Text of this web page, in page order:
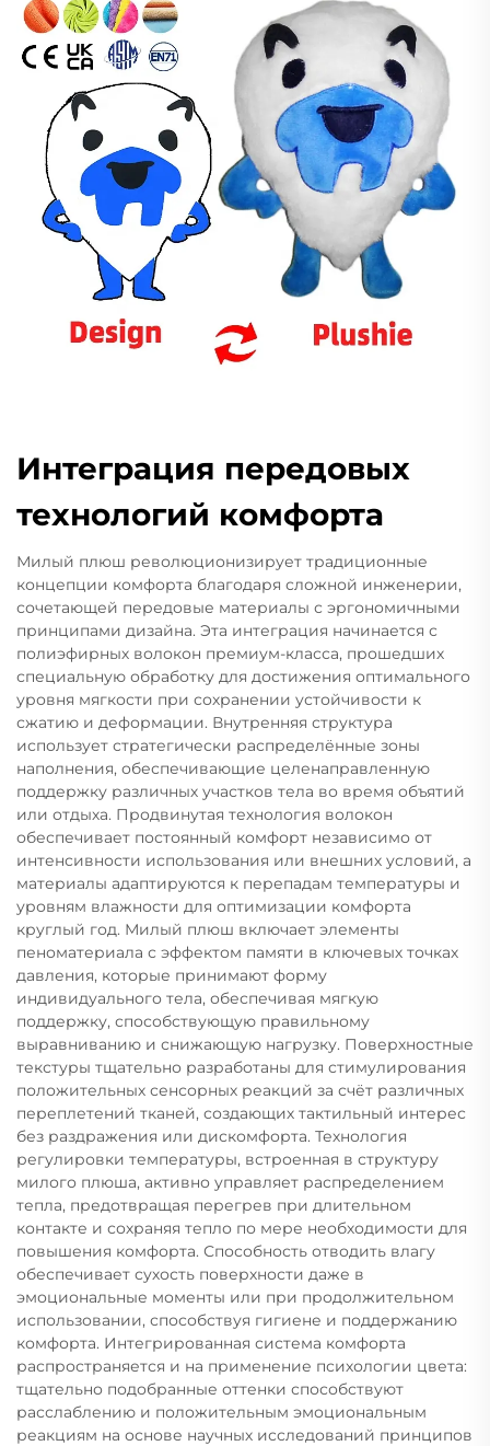
Интеграция передовых
технологий комфорта
Милый плюш революционизирует традиционные
концепции комфорта благодаря сложной инженерии,
сочетающей передовые материалы с эргономичными
принципами дизайна. Эта интеграция начинается с
полиэфирных волокон премиум-класса, прошедших
специальную обработку для достижения оптимального
уровня мягкости при сохранении устойчивости к
сжатию и деформации. Внутренняя структура
использует стратегически распределённые зоны
наполнения, обеспечивающие целенаправленную
поддержку различных участков тела во время объятий
или отдыха. Продвинутая технология волокон
обеспечивает постоянный комфорт независимо от
интенсивности использования или внешних условий, а
материалы адаптируются к перепадам температуры и
уровням влажности для оптимизации комфорта
круглый год. Милый плюш включает элементы
пеноматериала с эффектом памяти в ключевых точках
давления, которые принимают форму
индивидуального тела, обеспечивая мягкую
поддержку, способствующую правильному
выравниванию и снижающую нагрузку. Поверхностные
текстуры тщательно разработаны для стимулирования
положительных сенсорных реакций за счёт различных
переплетений тканей, создающих тактильный интерес
без раздражения или дискомфорта. Технология
регулировки температуры, встроенная в структуру
милого плюша, активно управляет распределением
тепла, предотвращая перегрев при длительном
контакте и сохраняя тепло по мере необходимости для
повышения комфорта. Способность отводить влагу
обеспечивает сухость поверхности даже в
эмоциональные моменты или при продолжительном
использовании, способствуя гигиене и поддержанию
комфорта. Интегрированная система комфорта
распространяется и на применение психологии цвета:
тщательно подобранные оттенки способствуют
расслаблению и положительным эмоциональным
реакциям на основе научных исследований принципов